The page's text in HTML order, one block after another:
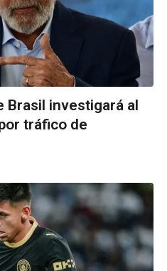
Brasil investigará al
tráfico de